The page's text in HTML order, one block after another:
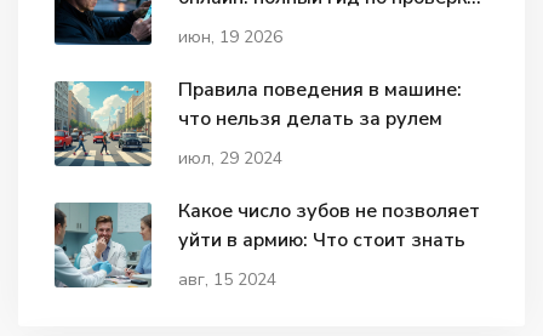
на 2026 год
июн, 19 2026
Правила поведения в машине:
что нельзя делать за рулем
июл, 29 2024
Какое число зубов не позволяет
уйти в армию: Что стоит знать
авг, 15 2024